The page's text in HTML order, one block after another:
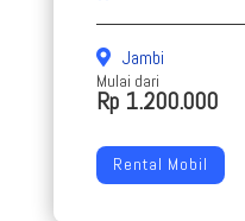
Jambi
Mulai dari
Rp 1.200.000
Rental Mobil